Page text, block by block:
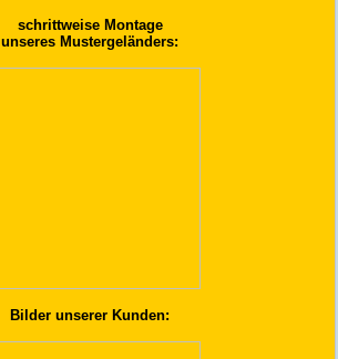
schrittweise Montage
unseres Mustergeländers:
Bilder unserer Kunden: